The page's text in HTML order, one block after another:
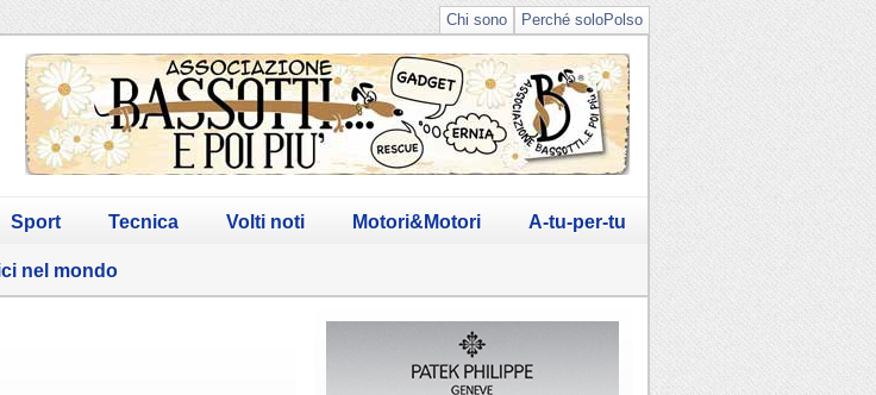
Perché soloPolso
Chi sono
Sport Tecnica Volti noti Motori&Motori A-tu-per-tu
nel mondo